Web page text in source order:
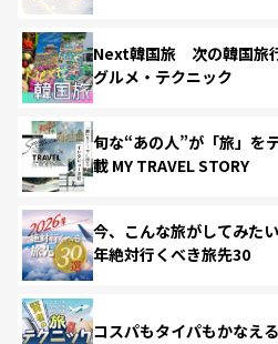
Next韓国旅 次の韓国旅
グルメ・テクニック
旬な“あの人”が「旅」を
載 MY TRAVEL STORY
今、こんな旅がしてみた
年絶対行くべき旅先30
コスパもタイパもかなえ